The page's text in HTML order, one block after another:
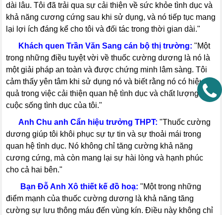
dài lâu. Tôi đã trải qua sự cải thiện về sức khỏe tình dục và
khả năng cương cứng sau khi sử dụng, và nó tiếp tục mang
lại lợi ích đáng kể cho tôi và đối tác trong thời gian dài."
Khách quen Trần Văn Sang cán bộ thị trường:"Một
trong những điều tuyệt vời về thuốc cường dương là nó là
một giải pháp an toàn và được chứng minh lâm sàng. Tôi
cảm thấy yên tâm khi sử dụng nó và biết rằng nó có hiệu
quả trong việc cải thiện quan hệ tình dục và chất lượng
cuộc sống tình dục của tôi."
-----Anh Chu anh Cẩn hiệu trưởng THPT:"Thuốc cường
dương giúp tôi khôi phục sự tự tin và sự thoải mái trong
quan hệ tình dục. Nó không chỉ tăng cường khả năng
cương cứng, mà còn mang lại sự hài lòng và hạnh phúc
cho cả hai bên."
Bạn Đỗ Anh Xô thiết kế đồ hoạ: "Một trong những
điểm mạnh của thuốc cường dương là khả năng tăng
cường sự lưu thông máu đến vùng kín. Điều này không chỉ